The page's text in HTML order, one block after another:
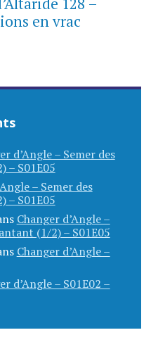
en vrac
d’Angle – Semer des
– S01E05
– Semer des
– S01E05
Changer d’Angle –
(1/2) – S01E05
Changer d’Angle –
d’Angle – S01E02 –